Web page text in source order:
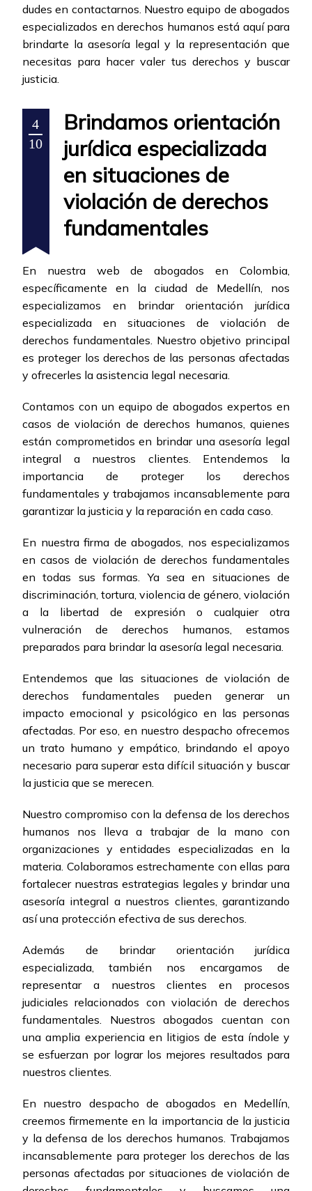
dudes en contactarnos. Nuestro equipo de abogados
especializados en derechos humanos está aquí para
brindarte la asesoría legal y la representación que
necesitas para hacer valer tus derechos y buscar
justicia.
4
10
Brindamos orientación
jurídica especializada
en situaciones de
violación de derechos
fundamentales
En nuestra web de abogados en Colombia,
específicamente en la ciudad de Medellín, nos
especializamos en brindar orientación jurídica
especializada en situaciones de violación de
derechos fundamentales. Nuestro objetivo principal
es proteger los derechos de las personas afectadas
y ofrecerles la asistencia legal necesaria.
Contamos con un equipo de abogados expertos en
casos de violación de derechos humanos, quienes
están comprometidos en brindar una asesoría legal
integral a nuestros clientes. Entendemos la
importancia de proteger los derechos
fundamentales y trabajamos incansablemente para
garantizar la justicia y la reparación en cada caso.
En nuestra firma de abogados, nos especializamos
en casos de violación de derechos fundamentales
en todas sus formas. Ya sea en situaciones de
discriminación, tortura, violencia de género, violación
a la libertad de expresión o cualquier otra
vulneración de derechos humanos, estamos
preparados para brindar la asesoría legal necesaria.
Entendemos que las situaciones de violación de
derechos fundamentales pueden generar un
impacto emocional y psicológico en las personas
afectadas. Por eso, en nuestro despacho ofrecemos
un trato humano y empático, brindando el apoyo
necesario para superar esta difícil situación y buscar
la justicia que se merecen.
Nuestro compromiso con la defensa de los derechos
humanos nos lleva a trabajar de la mano con
organizaciones y entidades especializadas en la
materia. Colaboramos estrechamente con ellas para
fortalecer nuestras estrategias legales y brindar una
asesoría integral a nuestros clientes, garantizando
así una protección efectiva de sus derechos.
Además de brindar orientación jurídica
especializada, también nos encargamos de
representar a nuestros clientes en procesos
judiciales relacionados con violación de derechos
fundamentales. Nuestros abogados cuentan con
una amplia experiencia en litigios de esta índole y
se esfuerzan por lograr los mejores resultados para
nuestros clientes.
En nuestro despacho de abogados en Medellín,
creemos firmemente en la importancia de la justicia
y la defensa de los derechos humanos. Trabajamos
incansablemente para proteger los derechos de las
personas afectadas por situaciones de violación de